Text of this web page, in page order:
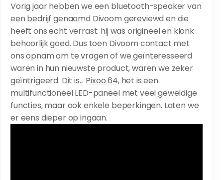
Vorig jaar hebben we een bluetooth-speaker van
een bedrijf genaamd Divoom gereviewd en die
heeft ons echt verrast: hij was origineel en klonk
behoorlijk goed. Dus toen Divoom contact met
ons opnam om te vragen of we geïnteresseerd
waren in hun nieuwste product, waren we zeker
geïntrigeerd. Dit is... Pixoo 64, het is een
multifunctioneel LED-paneel met veel geweldige
functies, maar ook enkele beperkingen. Laten we
er eens dieper op ingaan.